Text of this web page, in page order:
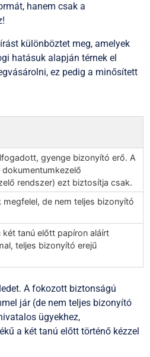
hanem csak a
különböztet meg, amelyek
hatásuk alapján térnek el
ez pedig a minősített
gyenge bizonyító erő. A
rendszer) ezt biztosítja csak.
megfelel, de nem teljes bizonyító
két tanú előtt papíron aláírt
teljes bizonyító erejű
A fokozott biztonságú
jár (de nem teljes bizonyító
ügyekhez,
a két tanú előtt történő kézzel